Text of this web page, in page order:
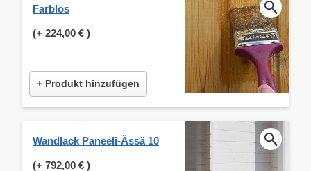
Farblos
(+ 224,00 € )
+ Produkt hinzufügen
Wandlack Paneeli-Ässä 10
(+ 792,00 € )